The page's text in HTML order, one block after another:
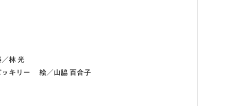
林 光
キリー 絵／ 山脇 百合子